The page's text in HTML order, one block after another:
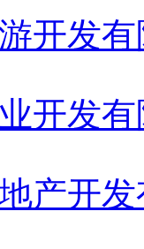
开发
开发
产开